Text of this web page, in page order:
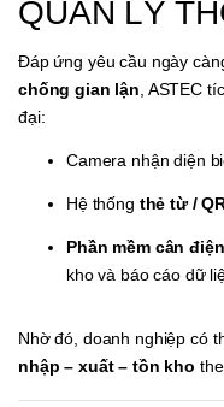
QUẢN LÝ
Đáp ứng yêu cầu ngày
chống gian lận , ASTEC
đại:
Camera nhận diện
Hệ thống thẻ từ /
Phần mềm cân
kho và báo cáo dữ
Nhờ đó, doanh nghiệp có
nhập – xuất – tồn kho